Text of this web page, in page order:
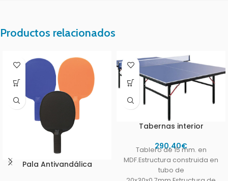
Productos relacionados
Pala Antivandálica
Tabernas interior
290,40€
Tablero de 15 mm. en
MDF.Estructura construida en
tubo de